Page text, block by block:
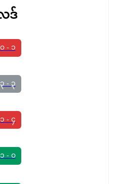
ဒ်
၀ - ၁
၃ - ၃
၁ - ၄
၁ - ၀